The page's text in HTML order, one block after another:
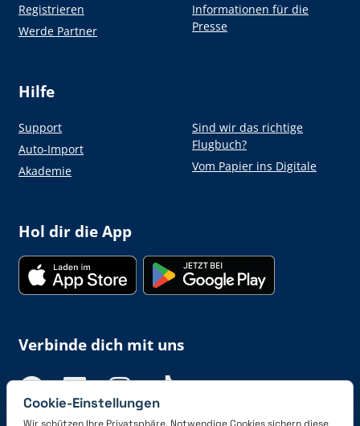
Registrieren
Werde Partner
Informationen für die
Presse
Hilfe
Support
Auto-Import
Akademie
Sind wir das richtige
Flugbuch?
Vom Papier ins Digitale
Hol dir die App
Verbinde dich mit uns
Cookie-Einstellungen